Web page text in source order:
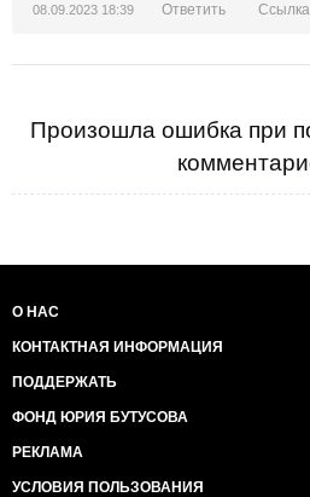
08.09.2023 18:39 Ответить Ссылка
Произошла ошибка при
О НАС
КОНТАКТНАЯ ИНФОРМАЦИЯ
ПОДДЕРЖАТЬ
ФОНД ЮРИЯ БУТУСОВА
РЕКЛАМА
УСЛОВИЯ ПОЛЬЗОВАНИЯ